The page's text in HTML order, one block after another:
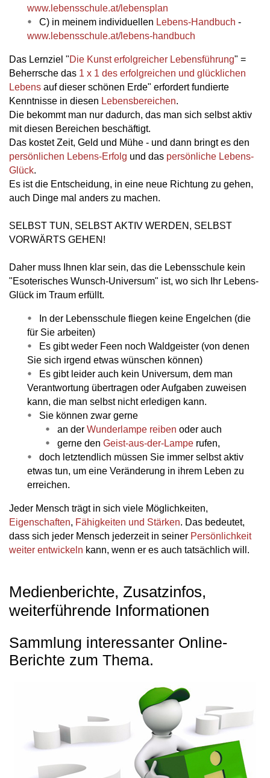
www.lebensschule.at/lebensplan
C) in meinem individuellen Lebens-Handbuch -
www.lebensschule.at/lebens-handbuch
Das Lernziel "Die Kunst erfolgreicher Lebensführung" =
Beherrsche das 1 x 1 des erfolgreichen und glücklichen
Lebens auf dieser schönen Erde" erfordert fundierte
Kenntnisse in diesen Lebensbereichen.
Die bekommt man nur dadurch, das man sich selbst aktiv
mit diesen Bereichen beschäftigt.
Das kostet Zeit, Geld und Mühe - und dann bringt es den
persönlichen Lebens-Erfolg und das persönliche Lebens-
Glück.
Es ist die Entscheidung, in eine neue Richtung zu gehen,
auch Dinge mal anders zu machen.
SELBST TUN, SELBST AKTIV WERDEN, SELBST
VORWÄRTS GEHEN!
Daher muss Ihnen klar sein, das die Lebensschule kein
"Esoterisches Wunsch-Universum" ist, wo sich Ihr Lebens-
Glück im Traum erfüllt.
In der Lebensschule fliegen keine Engelchen (die
für Sie arbeiten)
Es gibt weder Feen noch Waldgeister (von denen
Sie sich irgend etwas wünschen können)
Es gibt leider auch kein Universum, dem man
Verantwortung übertragen oder Aufgaben zuweisen
kann, die man selbst nicht erledigen kann.
Sie können zwar gerne
an der Wunderlampe reiben oder auch
gerne den Geist-aus-der-Lampe rufen,
doch letztendlich müssen Sie immer selbst aktiv
etwas tun, um eine Veränderung in ihrem Leben zu
erreichen.
Jeder Mensch trägt in sich viele Möglichkeiten,
Eigenschaften, Fähigkeiten und Stärken. Das bedeutet,
dass sich jeder Mensch jederzeit in seiner Persönlichkeit
weiter entwickeln kann, wenn er es auch tatsächlich will.
Medienberichte, Zusatzinfos,
weiterführende Informationen
Sammlung interessanter Online-
Berichte zum Thema.